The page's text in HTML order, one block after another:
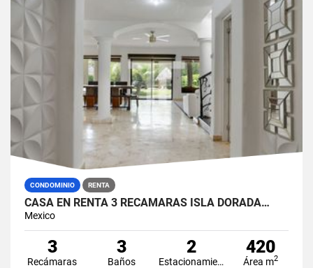
CONDOMINIO RENTA
CASA EN RENTA 3 RECÁMARAS ISLA DORADA…
Mexico
3
Recámaras
3
Baños
2
Estacionamiento
420
Área m2